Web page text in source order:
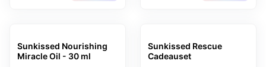
Sunkissed Nourishing
Miracle Oil - 30 ml
Sunkissed Rescue
Cadeauset